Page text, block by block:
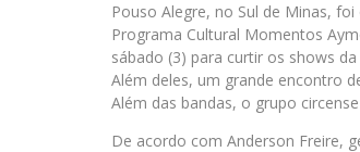
Pouso Alegre, no Sul de Minas,
Programa Cultural Momentos
sábado (3) para curtir os shows
Além deles, um grande encontro
Além das bandas, o grupo
De acordo com Anderson Freire,